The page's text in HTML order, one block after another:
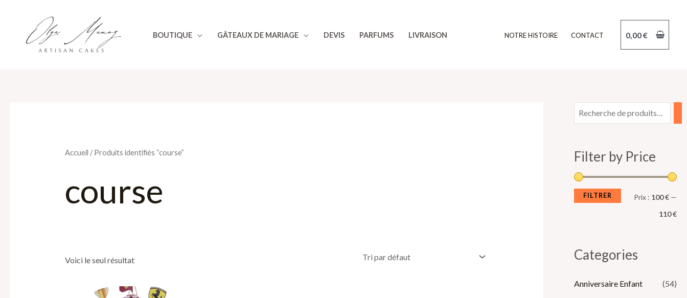
contenu
BOUTIQUE GÂTEAUX DE MARIAGE DEVIS PARFUMS LIVRAISON NOTRE HISTOIRE CONTACT 0,00€
Accueil / Produits identifiés “course”
course
Voici le seul résultat
Filter by Price
m
n
m
x
FILTRER Prix : 100 €—
110 €
Categories
Anniversaire Enfant (54)